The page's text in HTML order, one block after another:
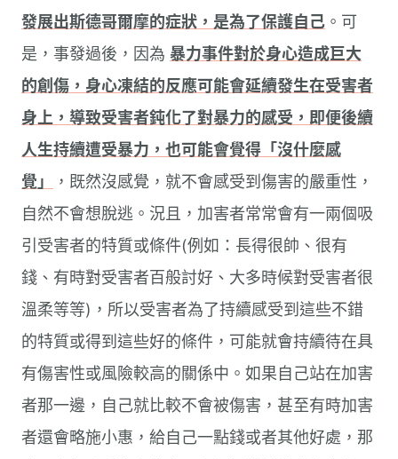
發展出斯德哥爾摩的症狀，是為了保護自己 。可
是，事發過後，因為 暴力事件對於身心造成巨大
的創傷，身心凍結的反應可能會延續發生在受害者
身上，導致受害者鈍化了對暴力的感受，即便後續
人生持續遭受暴力，也可能會覺得「沒什麼感
覺」
，既然沒感覺，就不會感受到傷害的嚴重性，
自然不會想脫逃。況且，加害者常常會有一兩個吸
引受害者的特質或條件(例如：長得很帥、很有
錢、有時對受害者百般討好、大多時候對受害者很
溫柔等等)，所以受害者為了持續感受到這些不錯
的特質或得到這些好的條件，可能就會持續待在具
有傷害性或風險較高的關係中。如果自己站在加害
者那一邊，自己就比較不會被傷害，甚至有時加害
者還會略施小惠，給自己一點錢或者其他好處，那